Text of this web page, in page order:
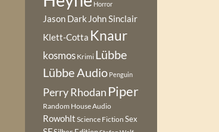
Horror
Jason Dark John Sinclair
Klett-Cotta Knaur
kosmos Krimi Lübbe
Lübbe Audio Penguin
Perry Rhodan Piper
Random House Audio
Rowohlt Science Fiction Sex